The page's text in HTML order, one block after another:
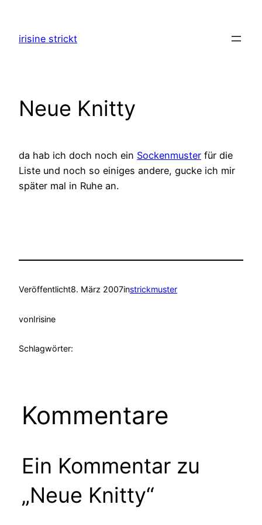
springen
irisine strickt
Neue Knitty
da hab ich doch noch ein Sockenmuster für die
Liste und noch so einiges andere, gucke ich mir
später mal in Ruhe an.
Veröffentlicht8. März 2007instrickmuster
vonIrisine
Schlagwörter:
Kommentare
Ein Kommentar zu
„Neue Knitty“